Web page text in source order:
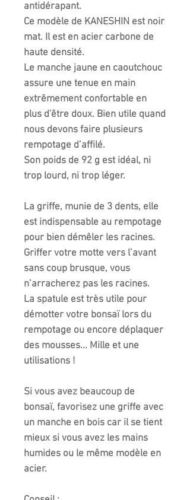
antidérapant.
Ce modèle de KANESHIN est noir
mat. Il est en acier carbone de
haute densité.
Le manche jaune en caoutchouc
assure une tenue en main
extrêmement confortable en
plus d'être doux. Bien utile quand
nous devons faire plusieurs
rempotage d’affilé.
Son poids de 92 g est idéal, ni
trop lourd, ni trop léger.
La griffe, munie de 3 dents, elle
est indispensable au rempotage
pour bien démêler les racines.
Griffer votre motte vers l’avant
sans coup brusque, vous
n’arracherez pas les racines.
La spatule est très utile pour
démotter votre bonsaï lors du
rempotage ou encore déplaquer
des mousses... Mille et une
utilisations !
Si vous avez beaucoup de
bonsaï, favorisez une griffe avec
un manche en bois car il se tient
mieux si vous avez les mains
humides ou le même modèle en
acier.